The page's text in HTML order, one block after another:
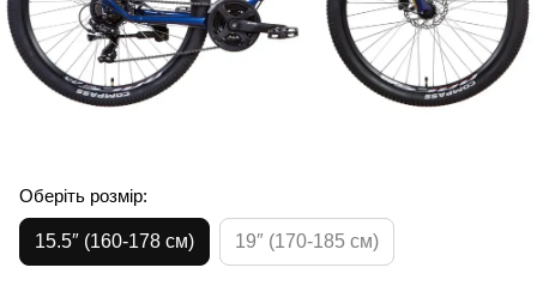
Оберіть розмір:
15.5″ (160-178 см) 19″ (170-185 см)